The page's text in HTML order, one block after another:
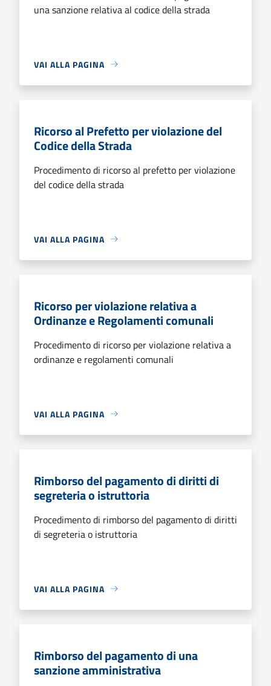
una sanzione relativa al codice della strada
VAI ALLA PAGINA
Ricorso al Prefetto per violazione del
Codice della Strada
Procedimento di ricorso al prefetto per violazione
del codice della strada
VAI ALLA PAGINA
Ricorso per violazione relativa a
Ordinanze e Regolamenti comunali
Procedimento di ricorso per violazione relativa a
ordinanze e regolamenti comunali
VAI ALLA PAGINA
Rimborso del pagamento di diritti di
segreteria o istruttoria
Procedimento di rimborso del pagamento di diritti
di segreteria o istruttoria
VAI ALLA PAGINA
Rimborso del pagamento di una
sanzione amministrativa